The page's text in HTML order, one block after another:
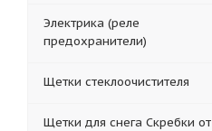
Электрика (реле
предохранители)
Щетки стеклоочистителя
Щетки для снега Скребки от